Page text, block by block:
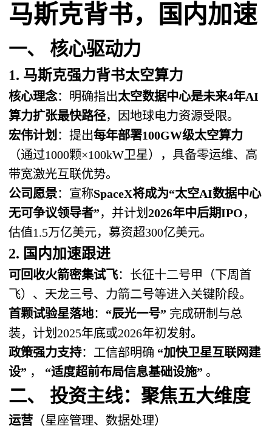
马斯克背书，国内加速
一、 核心驱动力
1. 马斯克强力背书太空算力
核心理念：明确指出太空数据中心是未来4年AI
算力扩张最快路径，因地球电力资源受限。
宏伟计划 ：提出每年部署100GW级太空算力
（通过1000颗×100kW卫星），具备零运维、高
带宽激光互联优势。
公司愿景：宣称SpaceX将成为“太空AI数据中心
无可争议领导者”，并计划2026年中后期IPO，
估值1.5万亿美元，募资超300亿美元。
2. 国内加速跟进
可回收火箭密集试飞：长征十二号甲（下周首
飞）、天龙三号、力箭二号等进入关键阶段。
首颗试验星落地： “辰光一号” ​ 完成研制与总
装，计划2025年底或2026年初发射。
政策强力支持：工信部明确 “加快卫星互联网建
设” ​ ， “适度超前布局信息基础设施” ​ 。
二、 投资主线：聚焦五大维度
运营 （星座管理、数据处理）